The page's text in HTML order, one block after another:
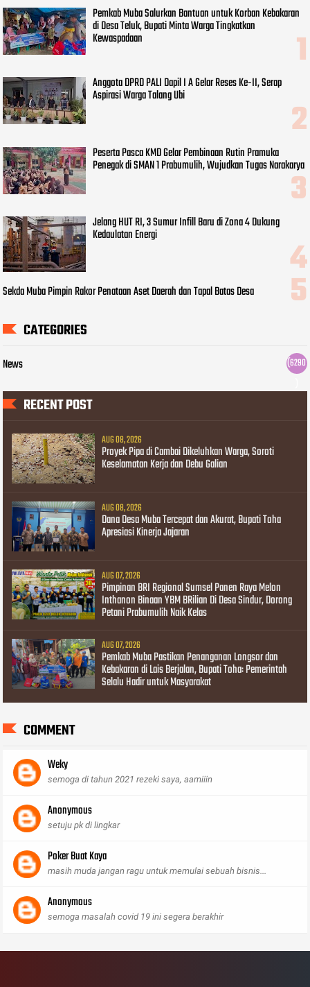
Pemkab Muba Salurkan Bantuan untuk Korban Kebakaran
di Desa Teluk, Bupati Minta Warga Tingkatkan
Kewaspadaan
Anggota DPRD PALI Dapil I A Gelar Reses Ke-II, Serap
Aspirasi Warga Talang Ubi
Peserta Pasca KMD Gelar Pembinaan Rutin Pramuka
Penegak di SMAN 1 Prabumulih, Wujudkan Tugas Narakarya
Jelang HUT RI, 3 Sumur Infill Baru di Zona 4 Dukung
Kedaulatan Energi
Sekda Muba Pimpin Rakor Penataan Aset Daerah dan Tapal Batas Desa
CATEGORIES
News
(6290
RECENT POST
AUG 08, 2026
Proyek Pipa di Cambai Dikeluhkan Warga, Soroti
Keselamatan Kerja dan Debu Galian
AUG 08, 2026
Dana Desa Muba Tercepat dan Akurat, Bupati Toha
Apresiasi Kinerja Jajaran
AUG 07, 2026
Pimpinan BRI Regional Sumsel Panen Raya Melon
Inthanon Binaan YBM BRilian Di Desa Sindur, Dorong
Petani Prabumulih Naik Kelas
AUG 07, 2026
Pemkab Muba Pastikan Penanganan Longsor dan
Kebakaran di Lais Berjalan, Bupati Toha: Pemerintah
Selalu Hadir untuk Masyarakat
COMMENT
Weky
semoga di tahun 2021 rezeki saya, aamiiin
Anonymous
setuju pk di lingkar
Poker Buat Kaya
masih muda jangan ragu untuk memulai sebuah bisnis...
Anonymous
semoga masalah covid 19 ini segera berakhir